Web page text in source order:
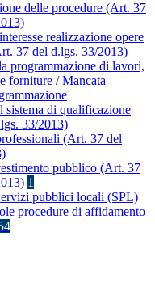
delle procedure (Art. 37
realizzazione opere
37 del d.lgs. 33/2013)
programmazione di lavori,
forniture / Mancata
sistema di qualificazione
33/2013)
(Art. 37 del
pubblico (Art. 37
1
pubblici locali (SPL)
procedure di affidamento